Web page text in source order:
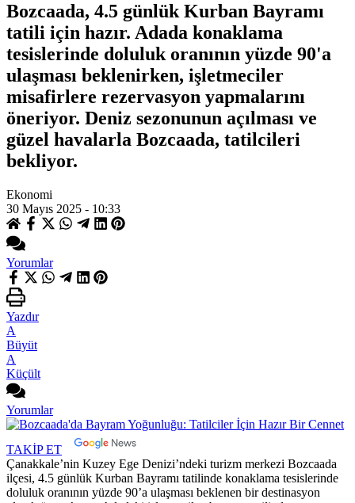
Bozcaada, 4.5 günlük Kurban Bayramı
tatili için hazır. Adada konaklama
tesislerinde doluluk oranının yüzde 90'a
ulaşması beklenirken, işletmeciler
misafirlere rezervasyon yapmalarını
öneriyor. Deniz sezonunun açılması ve
güzel havalarla Bozcaada, tatilcileri
bekliyor.
Ekonomi
30 Mayıs 2025 - 10:33
Yorumlar
Yazdır
A
Büyüt
A
Küçült
Yorumlar
TAKİP ET
Çanakkale’nin Kuzey Ege Denizi’ndeki turizm merkezi Bozcaada
ilçesi, 4.5 günlük Kurban Bayramı tatilinde konaklama tesislerinde
doluluk oranının yüzde 90’a ulaşması beklenen bir destinasyon